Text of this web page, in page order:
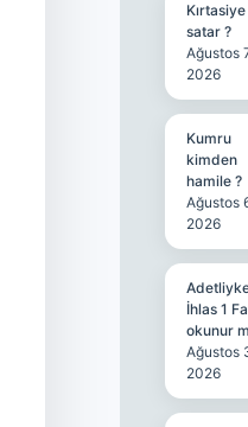
satar ?
Ağustos
2026
Kumru
kimden
hamile ?
Ağustos
2026
İhlas 1
okunur
Ağustos
2026